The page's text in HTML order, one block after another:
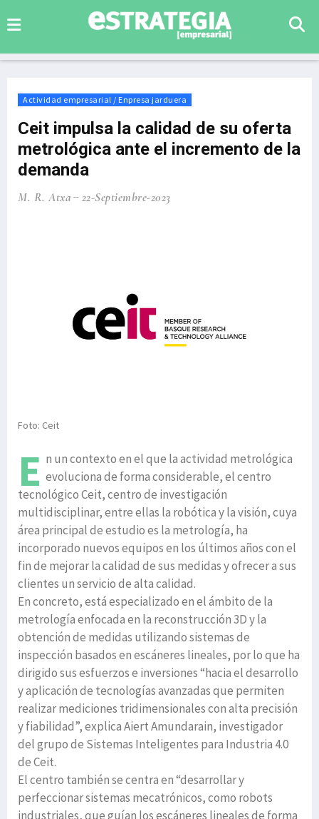
Actividad empresarial / Enpresa jarduera
Ceit impulsa la calidad de su oferta
metrológica ante el incremento de la
demanda
M. R. Atxa 22-Septiembre-2023
Foto: Ceit
E n un contexto en el que la actividad metrológica
evoluciona de forma considerable, el centro
tecnológico Ceit, centro de investigación
multidisciplinar, entre ellas la robótica y la visión, cuya
área principal de estudio es la metrología, ha
incorporado nuevos equipos en los últimos años con el
fin de mejorar la calidad de sus medidas y ofrecer a sus
clientes un servicio de alta calidad.
En concreto, está especializado en el ámbito de la
metrología enfocada en la reconstrucción 3D y la
obtención de medidas utilizando sistemas de
inspección basados en escáneres lineales, por lo que ha
dirigido sus esfuerzos e inversiones “hacia el desarrollo
y aplicación de tecnologías avanzadas que permiten
realizar mediciones tridimensionales con alta precisión
y fiabilidad”, explica Aiert Amundarain, investigador
del grupo de Sistemas Inteligentes para Industria 4.0
de Ceit.
El centro también se centra en “desarrollar y
perfeccionar sistemas mecatrónicos, como robots
industriales, que guían los escáneres lineales de forma